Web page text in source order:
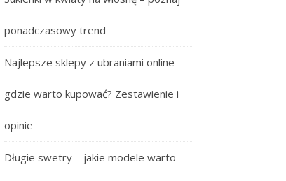
ponadczasowy trend
Najlepsze sklepy z ubraniami online –
gdzie warto kupować? Zestawienie i
opinie
Długie swetry – jakie modele warto